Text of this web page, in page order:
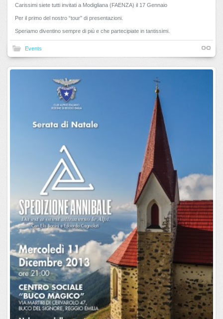
Carissimi siete tutti invitati a Modigliana (FAENZA) il 17 Gennaio
Per il primo del nostro “tour” di presentazioni.
Speriamo diventino sempre di più e che partecipiate in tantissimi.
Events